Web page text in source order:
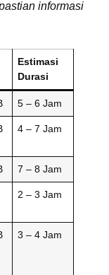
informasi
Estimasi
Durasi
5 – 6 Jam
4 – 7 Jam
7 – 8 Jam
2 – 3 Jam
3 – 4 Jam